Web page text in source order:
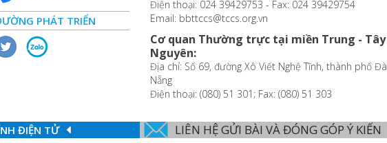
PHÁT TRIỂN
Điện thoại: 024 39429753 - Fax: 024 39429754
Email: bbttccs@tccs.org.vn
Cơ quan Thường trực tại miền Trung - Tây
Nguyên:
Địa chỉ: Số 69, đường Xô Viết Nghệ Tĩnh, thành phố Đà
Nẵng
Điện thoại: (080) 51 301; Fax: (080) 51 303
ĐIỆN TỬ LIÊN HỆ GỬI BÀI VÀ ĐÓNG GÓP Ý KIẾN